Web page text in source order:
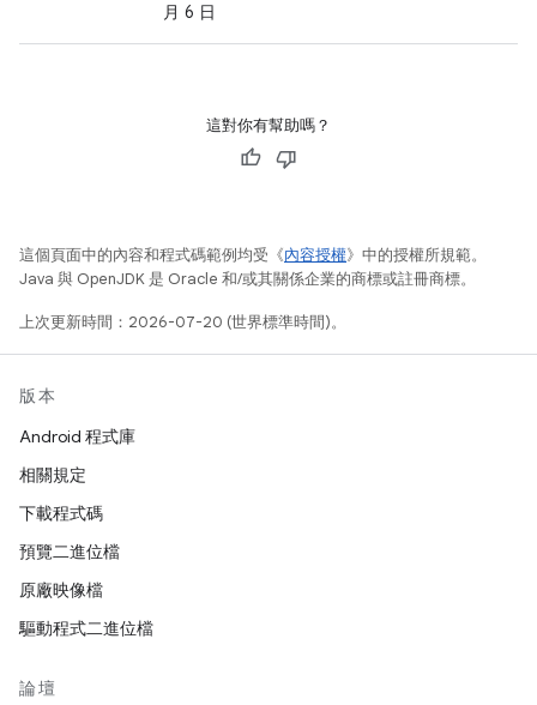
月 6 日
這對你有幫助嗎？
這個頁面中的內容和程式碼範例均受《內容授權》中的授權所規範。
Java 與 OpenJDK 是 Oracle 和/或其關係企業的商標或註冊商標。
上次更新時間：2026-07-20 (世界標準時間)。
版本
Android 程式庫
相關規定
下載程式碼
預覽二進位檔
原廠映像檔
驅動程式二進位檔
論壇